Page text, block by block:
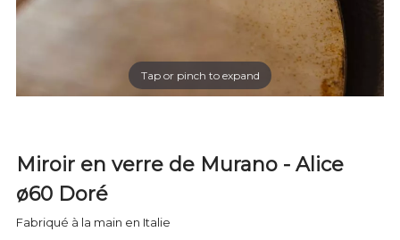
Tap or pinch to expand
Miroir en verre de Murano - Alice
ø60 Doré
Fabriqué à la main en Italie